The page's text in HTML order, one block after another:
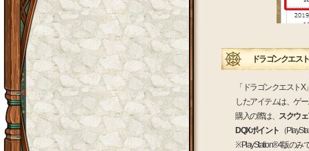
ドラゴンクエス
「ドラゴンクエスト
したアイテムは、ゲ
購入の際は、 スクウ
DQXポイント （
※PlayStation®4版のみ